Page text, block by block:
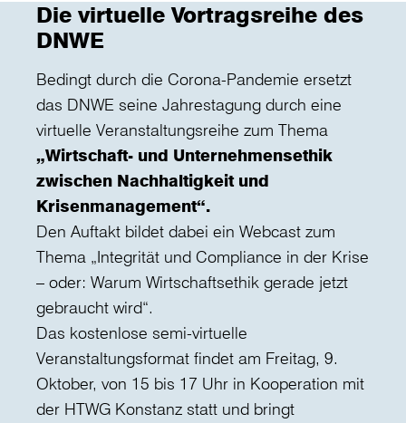
Die virtuelle Vortragsreihe des
DNWE
Bedingt durch die Corona-Pandemie ersetzt
das DNWE seine Jahrestagung durch eine
virtuelle Veranstaltungsreihe zum Thema
„Wirtschaft- und Unternehmensethik
zwischen Nachhaltigkeit und
Krisenmanagement“.
Den Auftakt bildet dabei ein Webcast zum
Thema „Integrität und Compliance in der Krise
– oder: Warum Wirtschaftsethik gerade jetzt
gebraucht wird“.
Das kostenlose semi-virtuelle
Veranstaltungsformat findet am Freitag, 9.
Oktober, von 15 bis 17 Uhr in Kooperation mit
der HTWG Konstanz statt und bringt